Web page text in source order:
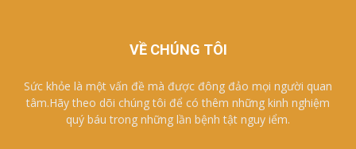
VỀ CHÚNG TÔI
Sức khỏe là một vấn đề mà được đông đảo mọi người quan
tâm.Hãy theo dõi chúng tôi để có thêm những kinh nghiệm
quý báu trong những lần bệnh tật nguy iểm.